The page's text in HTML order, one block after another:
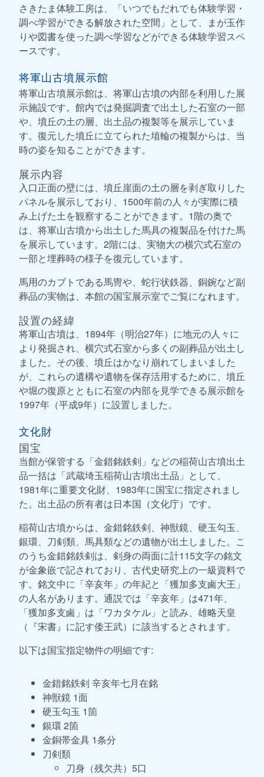
さきたま体験工房は、「いつでもだれでも体験学習・
調べ学習ができる解放された空間」として、まが玉作
りや図書を使った調べ学習などができる体験学習スペ
ースです。
将軍山古墳展示館
将軍山古墳展示館は、将軍山古墳の内部を利用した展
示施設です。館内では発掘調査で出土した石室の一部
や、墳丘の土の層、出土品の複製等を展示していま
す。復元した墳丘に立てられた埴輪の複製からは、当
時の姿を知ることができます。
展示内容
入口正面の壁には、墳丘崖面の土の層を剥ぎ取りした
パネルを展示しており、1500年前の人々が実際に積
み上げた土を観察することができます。1階の奥で
は、将軍山古墳から出土した馬具の複製品を付けた馬
を展示しています。2階には、実物大の横穴式石室の
一部と埋葬時の様子を復元しています。
馬用のカブトである馬冑や、蛇行状鉄器、銅鋺など副
葬品の実物は、本館の国宝展示室でご覧になれます。
設置の経緯
将軍山古墳は、1894年（明治27年）に地元の人々に
より発掘され、横穴式石室から多くの副葬品が出土し
ました。その後、墳丘はかなり崩れてしまいました
が、これらの遺構や遺物を保存活用するために、墳丘
や堀の復原とともに石室の内部を見学できる展示館を
1997年（平成9年）に設置しました。
文化財
国宝
当館が保管する「金錯銘鉄剣」などの稲荷山古墳出土
品一括は「武蔵埼玉稲荷山古墳出土品」として、
1981年に重要文化財、1983年に国宝に指定されまし
た。出土品の所有者は日本国（文化庁）です。
稲荷山古墳からは、金錯銘鉄剣、神獣鏡、硬玉勾玉、
銀環、刀剣類、馬具類などの遺物が出土しました。こ
のうち金錯銘鉄剣は、剣身の両面に計115文字の銘文
が金象嵌で記されており、古代史研究上の一級資料で
す。銘文中に「辛亥年」の年紀と「獲加多支鹵大王」
の人名があります。通説では「辛亥年」は471年、
「獲加多支鹵」は「ワカタケル」と読み、雄略天皇
（『宋書』に記す倭王武）に該当するとされます。
以下は国宝指定物件の明細です:
金錯銘鉄剣 辛亥年七月在銘
神獣鏡 1面
硬玉勾玉 1箇
銀環 2箇
金銅帯金具 1条分
刀剣類
刀身（残欠共）5口